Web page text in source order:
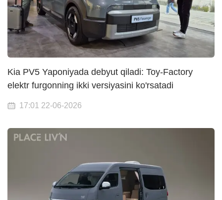
Kia PV5 Yaponiyada debyut qiladi: Toy-Factory
elektr furgonning ikki versiyasini ko'rsatadi
17:01 22-06-2026